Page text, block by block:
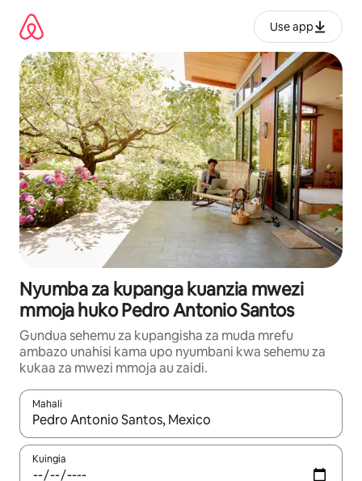
kwenda
kwenye
maudhui
Use app
Nyumba za kupanga kuanzia mwezi
mmoja huko Pedro Antonio Santos
Gundua sehemu za kupangisha za muda mrefu
ambazo unahisi kama upo nyumbani kwa sehemu za
kukaa za mwezi mmoja au zaidi.
Mahali
Wakati matokeo yanapatikana, vinjari kwa kutumia vitufe vya
Kuingia